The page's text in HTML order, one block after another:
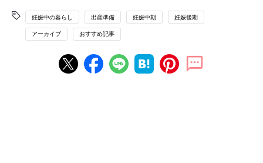
妊娠中の暮らし 出産準備 妊娠中期 妊娠後期
アーカイブ おすすめ記事